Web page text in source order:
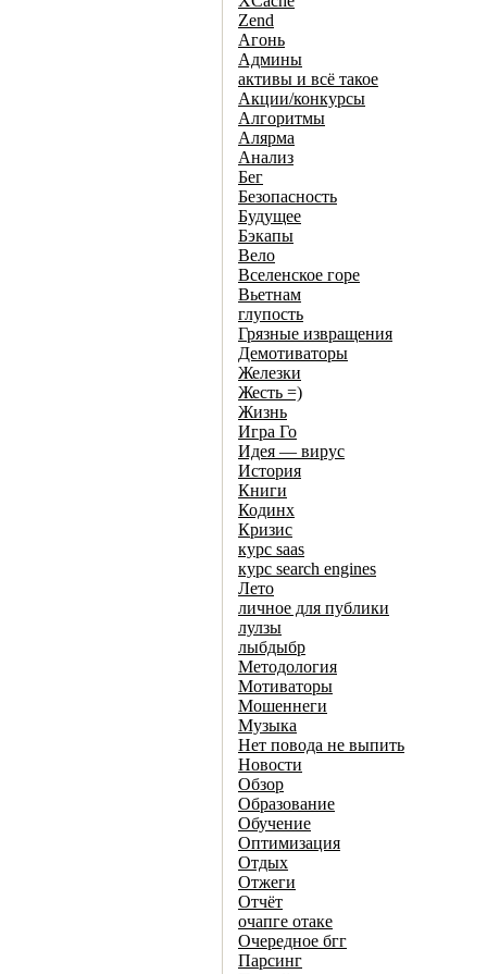
Zend
Агонь
Админы
активы и всё такое
Акции/конкурсы
Алгоритмы
Алярма
Анализ
Бег
Безопасность
Будущее
Бэкапы
Вело
Вселенское горе
Вьетнам
глупость
Грязные извращения
Демотиваторы
Железки
Жесть =)
Жизнь
Игра Го
Идея — вирус
История
Книги
Кодинх
Кризис
курс saas
курс search engines
Лето
личное для публики
лулзы
лыбдыбр
Методология
Мотиваторы
Мошеннеги
Музыка
Нет повода не выпить
Новости
Обзор
Образование
Обучение
Оптимизация
Отдых
Отжеги
Отчёт
очапге отаке
Очередное бгг
Парсинг